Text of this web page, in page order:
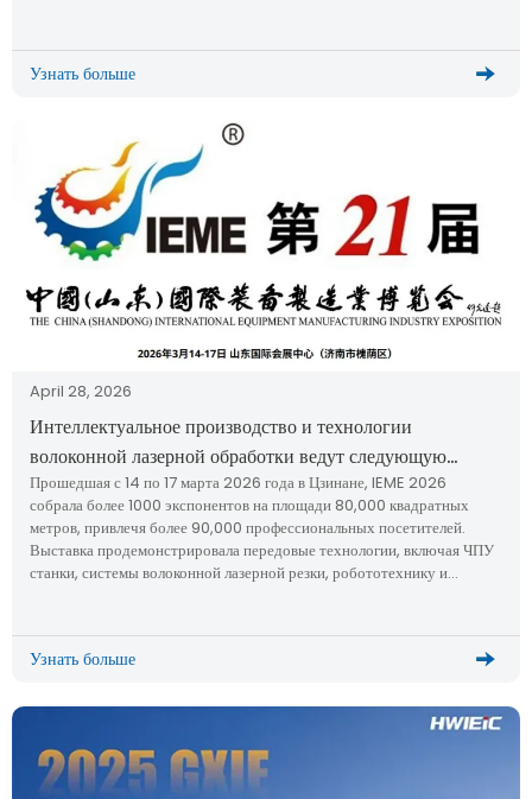
Узнать больше
April 28, 2026
Интеллектуальное производство и технологии
волоконной лазерной обработки ведут следующую
промышленную революцию
Прошедшая с 14 по 17 марта 2026 года в Цзинане, IEME 2026
собрала более 1000 экспонентов на площади 80,000 квадратных
метров, привлечя более 90,000 профессиональных посетителей.
Выставка продемонстрировала передовые технологии, включая ЧПУ
станки, системы волоконной лазерной резки, робототехнику и
Узнать больше